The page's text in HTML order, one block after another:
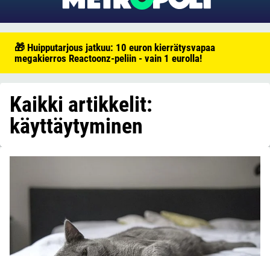
🎁 Huipputarjous jatkuu: 10 euron kierrätysvapaa
megakierros Reactoonz-peliin - vain 1 eurolla!
Kaikki artikkelit:
käyttäytyminen